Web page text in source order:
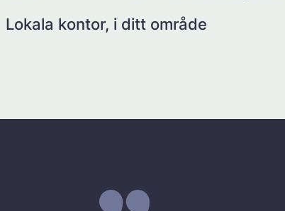
Lokala kontor, i ditt område